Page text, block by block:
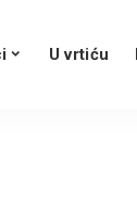
U vrtiću